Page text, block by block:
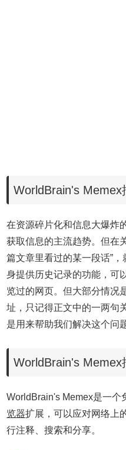
WorldBrain's Memex
在资源碎片化和信息大爆炸
获取信息的主流趋势。但在
篇文章里看过的某一段话”
身提供历史记录的功能，可
览过的网页。但大部分情况
址，只记得正文中的一两句
是用来帮助我们解决这个问
WorldBrain's Memex
WorldBrain's Memex是一个
览器扩展，可以应对网络上
行注释、搜索和分享。